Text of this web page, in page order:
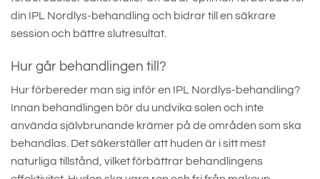
din IPL Nordlys-behandling och bidrar till en säkrare
session och bättre slutresultat.
Hur går behandlingen till?
Hur förbereder man sig inför en IPL Nordlys-behandling?
Innan behandlingen bör du undvika solen och inte
använda självbrunande krämer på de områden som ska
behandlas. Det säkerställer att huden är i sitt mest
naturliga tillstånd, vilket förbättrar behandlingens